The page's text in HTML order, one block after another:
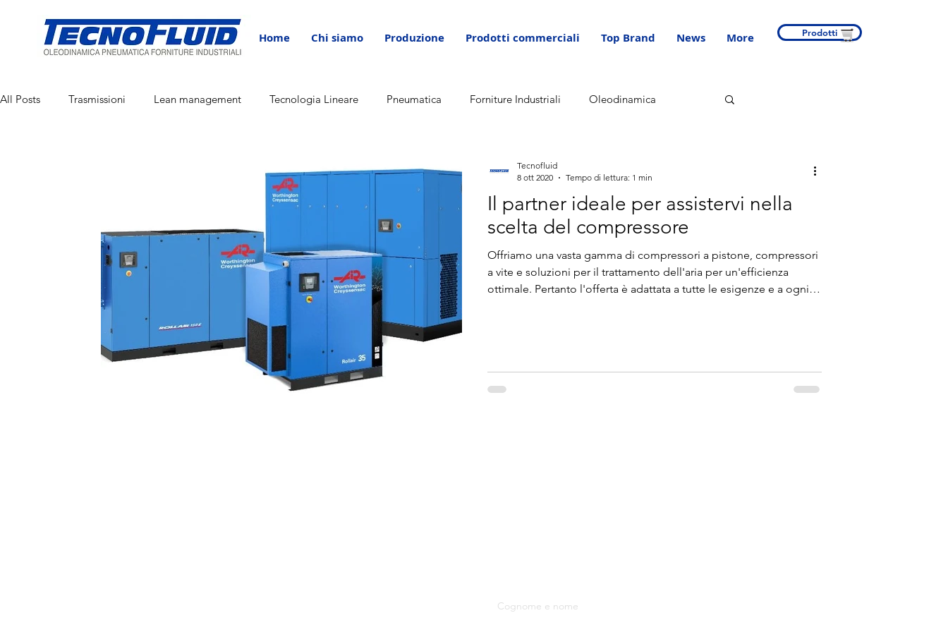
Home Chi siamo Produzione Prodotti commerciali Top Brand News More Prodotti
All Posts Trasmissioni Lean management Tecnologia Lineare Pneumatica Forniture Industriali Oleodinamica
Il partner ideale per assistervi nella
scelta del compressore
Offriamo una vasta gamma di compressori a pistone, compressori
a vite e soluzioni per il trattamento dell'aria per un'efficienza
ottimale. Pertanto l'offerta è adattata a tutte le esigenze e a ogni
vite WORTHINGT
Tecnofluid
8 ott 2020
Tempo di lettura: 1 min